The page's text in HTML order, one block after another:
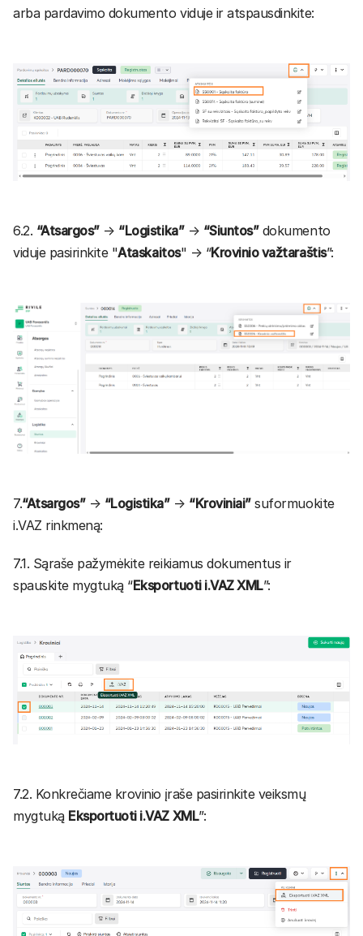
arba pardavimo dokumento viduje ir atspausdinkite:
6.2. “Atsargos”→ “Logistika”→ “Siuntos”dokumento
viduje pasirinkite "Ataskaitos" → “Krovinio važtaraštis”:
7.“Atsargos”→ “Logistika”→ “Kroviniai”suformuokite
i.VAZ rinkmeną:
7.1. Sąraše pažymėkite reikiamus dokumentus ir
spauskite mygtuką “Eksportuoti i.VAZ XML”:
7.2. Konkrečiame krovinio įraše pasirinkite veiksmų
mygtuką Eksportuoti i.VAZ XML”: